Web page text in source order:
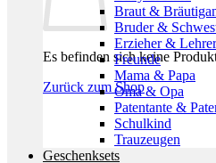
Es befinden sich keine
Zurück zum Shop
Braut &
Bruder &
Erzieher & Lehrer
Freunde
Mama & Papa
Oma & Opa
Patentante &
Schulkind
Trauzeugen
Geschenksets